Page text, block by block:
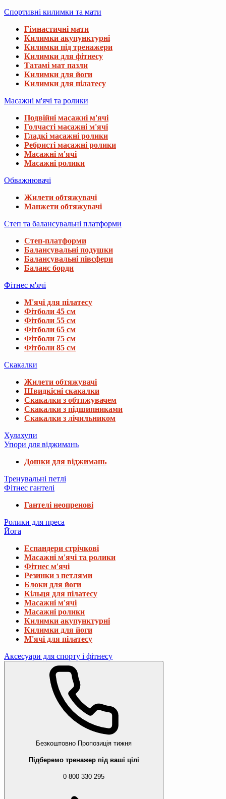
Спортивні килимки та мати
Гімнастичні мати
Килимки акупунктурні
Килимки під тренажери
Килимки для фітнесу
Татамі мат пазли
Килимки для йоги
Килимки для пілатесу
Масажні м'ячі та ролики
Подвійні масажні м'ячі
Голчасті масажні м'ячі
Гладкі масажні ролики
Ребристі масажні ролики
Масажні м'ячі
Масажні ролики
Обважнювачі
Жилети обтяжувачі
Манжети обтяжувачі
Степ та балансувальні платформи
Степ-платформи
Балансувальні подушки
Балансувальні півсфери
Баланс борди
Фітнес м'ячі
М'ячі для пілатесу
Фітболи 45 см
Фітболи 55 см
Фітболи 65 см
Фітболи 75 см
Фітболи 85 см
Скакалки
Жилети обтяжувачі
Швидкісні скакалки
Скакалки з обтяжувачем
Скакалки з підшипниками
Скакалки з лічильником
Хулахупи
Упори для віджимань
Дошки для віджимань
Тренувальні петлі
Фітнес гантелі
Гантелі неопренові
Ролики для преса
Йога
Еспандери стрічкові
Масажні м'ячі та ролики
Фітнес м'ячі
Резинки з петлями
Блоки для йоги
Кільця для пілатесу
Масажні м'ячі
Масажні ролики
Килимки акупунктурні
Килимки для йоги
М'ячі для пілатесу
Аксесуари для спорту і фітнесу
Безкоштовно Пропозиція тижня
Підберемо тренажер під ваші цілі
0 800 330 295